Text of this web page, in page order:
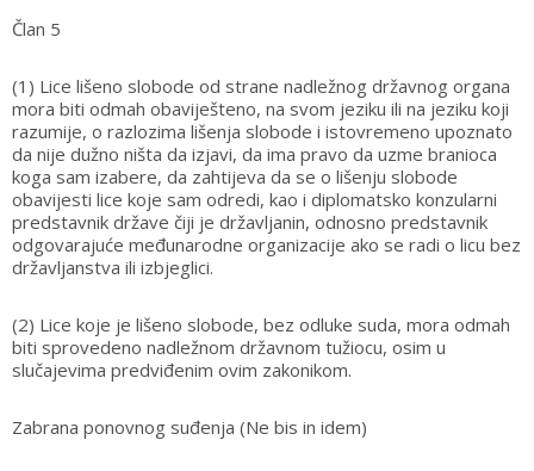
Član 5
(1) Lice lišeno slobode od strane nadležnog državnog organa
mora biti odmah obaviješteno, na svom jeziku ili na jeziku koji
razumije, o razlozima lišenja slobode i istovremeno upoznato
da nije dužno ništa da izjavi, da ima pravo da uzme branioca
koga sam izabere, da zahtijeva da se o lišenju slobode
obavijesti lice koje sam odredi, kao i diplomatsko konzularni
predstavnik države čiji je državljanin, odnosno predstavnik
odgovarajuće međunarodne organizacije ako se radi o licu bez
državljanstva ili izbjeglici.
(2) Lice koje je lišeno slobode, bez odluke suda, mora odmah
biti sprovedeno nadležnom državnom tužiocu, osim u
slučajevima predviđenim ovim zakonikom.
Zabrana ponovnog suđenja (Ne bis in idem)